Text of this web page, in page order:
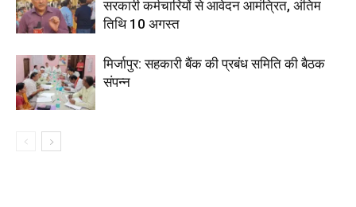
सरकारी कर्मचारियों से आवेदन आमंत्रित, अंतिम
तिथि 10 अगस्त
मिर्जापुर: सहकारी बैंक की प्रबंध समिति की बैठक
संपन्न